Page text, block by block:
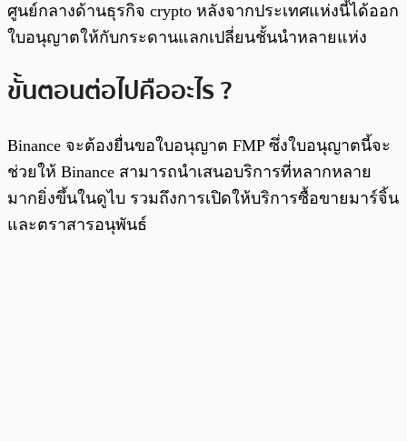
ศูนย์กลางด้านธุรกิจ crypto หลังจากประเทศแห่งนี้ได้ออก
ใบอนุญาตให้กับกระดานแลกเปลี่ยนชั้นนำหลายแห่ง
ขั้นตอนต่อไปคืออะไร ?
Binance จะต้องยื่นขอใบอนุญาต FMP ซึ่งใบอนุญาตนี้จะ
ช่วยให้ Binance สามารถนำเสนอบริการที่หลากหลาย
มากยิ่งขึ้นในดูไบ รวมถึงการเปิดให้บริการซื้อขายมาร์จิ้น
และตราสารอนุพันธ์